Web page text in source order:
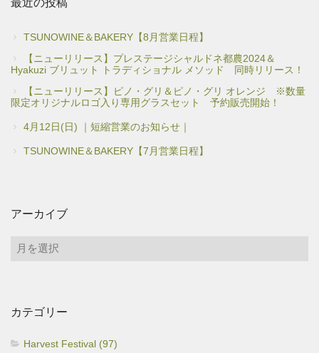
最近の投稿
TSUNOWINE＆BAKERY【8月営業日程】
【ニューリリース】プレステージシャルドネ都農2024＆
Hyakuzi ブリュット トラディショナル メソッド 同時リリース！
【ニューリリース】ピノ・グリ＆ピノ・グリ オレンジ ※数量
限定オリジナルロゴ入り専用グラスセット 予約販売開始！
4月12日(日) ｜短縮営業のお知らせ｜
TSUNOWINE＆BAKERY【7月営業日程】
アーカイブ
ア
ブ
カテゴリー
Harvest Festival (97)